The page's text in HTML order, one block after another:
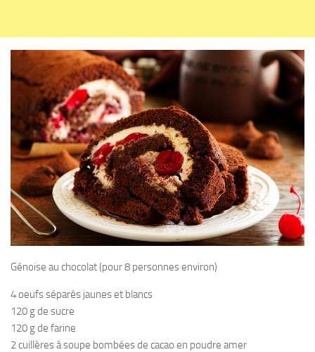
Génoise au chocolat (pour 8 personnes environ)
4 oeufs séparés jaunes et blancs
120 g de sucre
120 g de farine
2 cuillères à soupe bombées de cacao en poudre amer